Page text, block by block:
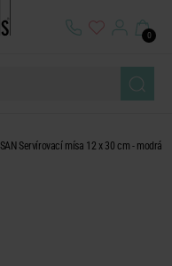
0
Servírovací mísa 12 x 30 cm - modrá